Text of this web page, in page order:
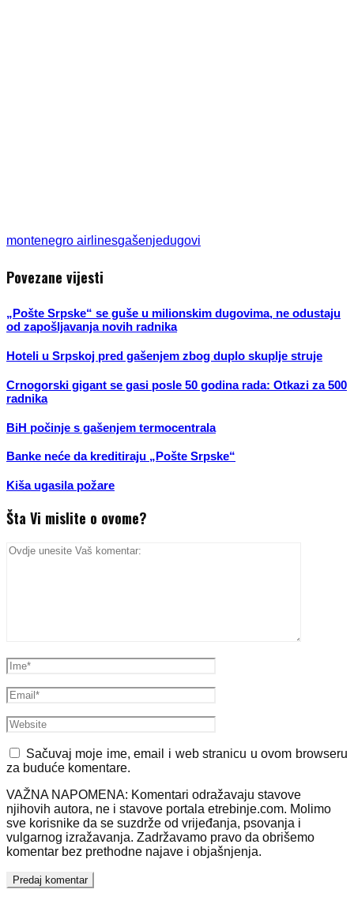
montenegro airlinesgašenjedugovi
Povezane vijesti
„Pošte Srpske“ se guše u milionskim dugovima, ne odustaju
od zapošljavanja novih radnika
Hoteli u Srpskoj pred gašenjem zbog duplo skuplje struje
Crnogorski gigant se gasi posle 50 godina rada: Otkazi za 500
radnika
BiH počinje s gašenjem termocentrala
Banke neće da kreditiraju „Pošte Srpske“
Kiša ugasila požare
Šta Vi mislite o ovome?
Sačuvaj moje ime, email i web stranicu u ovom browseru
za buduće komentare.
VAŽNA NAPOMENA: Komentari odražavaju stavove
njihovih autora, ne i stavove portala etrebinje.com. Molimo
sve korisnike da se suzdrže od vrijeđanja, psovanja i
vulgarnog izražavanja. Zadržavamo pravo da obrišemo
komentar bez prethodne najave i objašnjenja.